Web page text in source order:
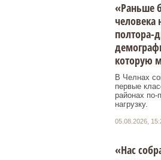
«Раньше
человека
полтора-
которую
В Челнах
первые
районах
нагрузку.
05.08.2026,
«Нас